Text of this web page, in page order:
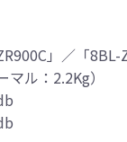
」／「8BL-
ル：2.2Kg）
が、指定のサー
に基づいた取り
、使用時、その他
対し保険、保証